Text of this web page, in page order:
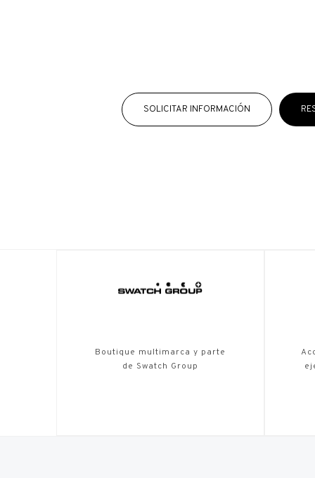
SOLICITAR INFORMACIÓN
Boutique multimarca y parte
de Swatch Group